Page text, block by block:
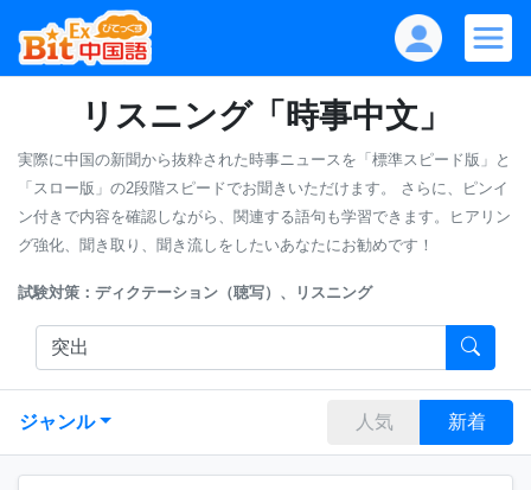
リスニング「時事中文」
実際に中国の新聞から抜粋された時事ニュースを「標準スピード版」と
「スロー版」の2段階スピードでお聞きいただけます。
さらに、ピンイ
ン付きで内容を確認しながら、関連する語句も学習できます。ヒアリン
グ強化、聞き取り、聞き流しをしたいあなたにお勧めです！
試験対策：ディクテーション（聴写）、リスニング
ジャンル 人気 新着